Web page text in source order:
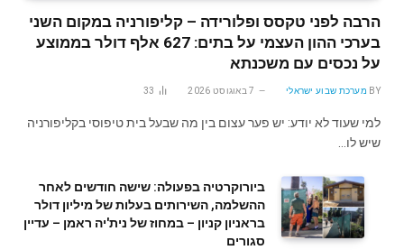
הרבה לפני טקסס ופלורידה – קליפורניה במקום השני
בערכי ההון העצמי על בתים: 627 אלף דולר בממוצע
על נכסים עם משכנתא
BY מערכת שבוע ישראלי 7 באוגוסט 2026 33
למי שעוד לא יודע: יש פער עצום בין מה שבעל בית טיפוסי בקליפורניה
שיש לו…
ביורוקרטיה בפעולה: שישה חודשים לאחר
ההשלמה, השירותים בעלות של מיליון דולר
בראניון קניון – במחוז של נית'יה ראמן – עדיין
סגורים